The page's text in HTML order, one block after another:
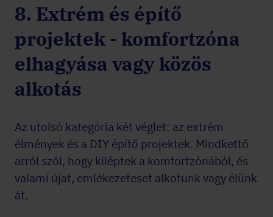
8. Extrém és építő
projektek - komfortzóna
elhagyása vagy közös
alkotás
Az utolsó kategória két véglet: az extrém
élmények és a DIY építő projektek. Mindkettő
arról szól, hogy kiléptek a komfortzónából, és
valami újat, emlékezeteset alkotunk vagy élünk
át.